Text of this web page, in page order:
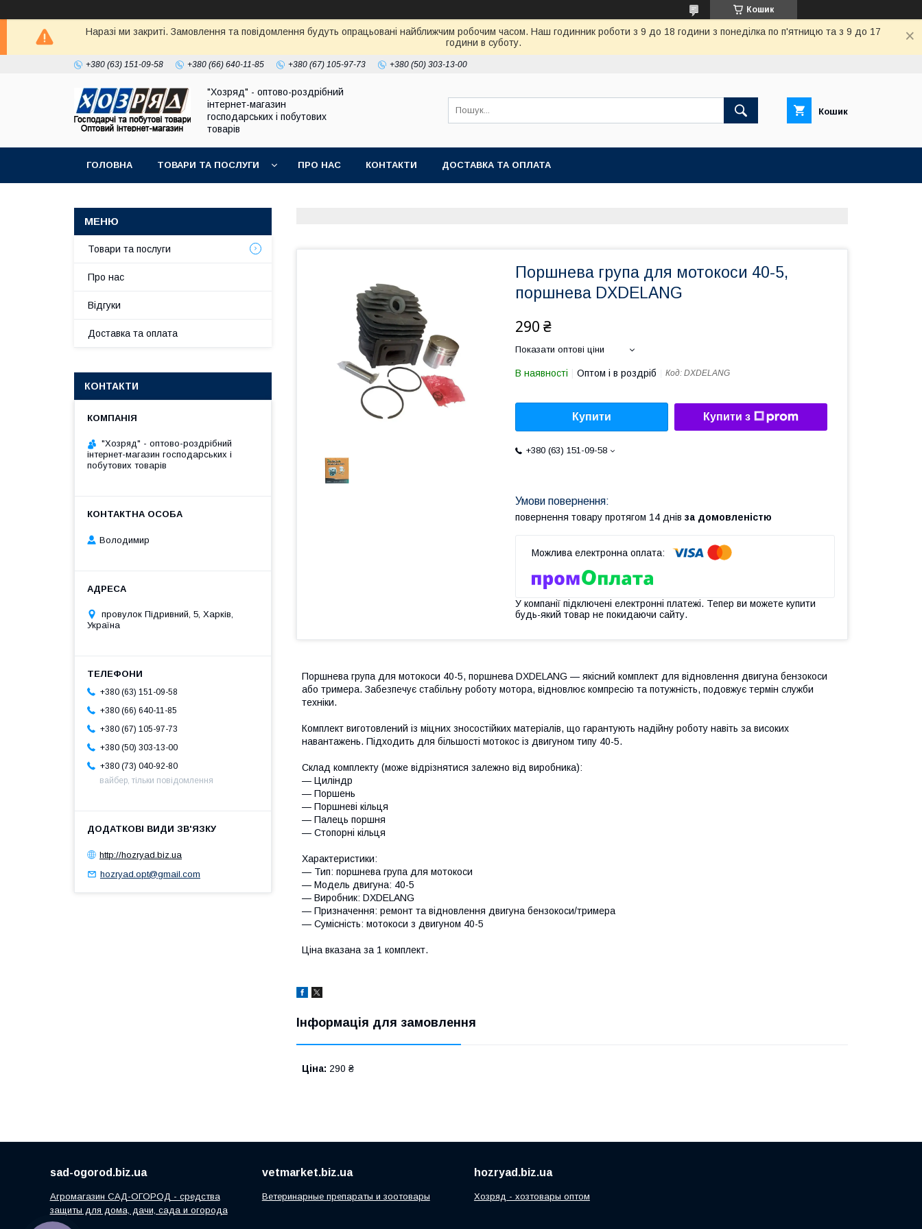
Кошик
Наразі ми закриті. Замовлення та повідомлення будуть опрацьовані найближчим робочим часом. Наш годинник роботи з 9 до 18 години з понеділка по п'ятницю та з 9 до 17
години в суботу.
+380 (63) 151-09-58 +380 (66) 640-11-85 +380 (67) 105-97-73 +380 (50) 303-13-00
"Хозряд" - оптово-роздрібний
інтернет-магазин
господарських і побутових
товарів
Кошик
ГОЛОВНА ТОВАРИ ТА ПОСЛУГИ ПРО НАС КОНТАКТИ ДОСТАВКА ТА ОПЛАТА
Поршнева група для мотокоси 40-5,
поршнева DXDELANG
290 ₴
Показати оптові ціни
В наявності Оптом і в роздріб Код: DXDELANG
Купити Купити з
+380 (63) 151-09-58
повернення товару протягом 14 днів за домовленістю
У компанії підключені електронні платежі. Тепер ви можете купити
будь-який товар не покидаючи сайту.
Поршнева група для мотокоси 40-5, поршнева DXDELANG — якісний комплект для відновлення двигуна бензокоси
або тримера. Забезпечує стабільну роботу мотора, відновлює компресію та потужність, подовжує термін служби
техніки.
Комплект виготовлений із міцних зносостійких матеріалів, що гарантують надійну роботу навіть за високих
навантажень. Підходить для більшості мотокос із двигуном типу 40-5.
Склад комплекту (може відрізнятися залежно від виробника):
— Циліндр
— Поршень
— Поршневі кільця
— Палець поршня
— Стопорні кільця
Характеристики:
— Тип: поршнева група для мотокоси
— Модель двигуна: 40-5
— Виробник: DXDELANG
— Призначення: ремонт та відновлення двигуна бензокоси/тримера
— Сумісність: мотокоси з двигуном 40-5
Ціна вказана за 1 комплект.
Інформація для замовлення
Ціна: 290 ₴
Товари та послуги
Про нас
Відгуки
Доставка та оплата
КОНТАКТИ
"Хозряд" - оптово-роздрібний
інтернет-магазин господарських і
побутових товарів
Володимир
провулок Підривний, 5, Харків,
Україна
+380 (63) 151-09-58
+380 (66) 640-11-85
+380 (67) 105-97-73
+380 (50) 303-13-00
+380 (73) 040-92-80
вайбер, тільки повідомлення
http://hozryad.biz.ua
hozryad.opt@gmail.com
sad-ogorod.biz.ua
Агромагазин САД-ОГОРОД - средства
защиты для дома, дачи, сада и огорода
vetmarket.biz.ua
Ветеринарные препараты и зоотовары
hozryad.biz.ua
Хозряд - хозтовары оптом